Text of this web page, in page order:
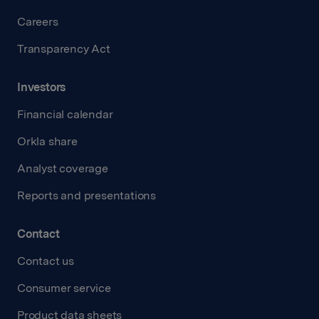
Careers
Transparency Act
Investors
Financial calendar
Orkla share
Analyst coverage
Reports and presentations
Contact
Contact us
Consumer service
Product data sheets